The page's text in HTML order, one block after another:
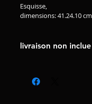
Esquisse,
dimensions: 41.24.10 cm
livraison non inclue